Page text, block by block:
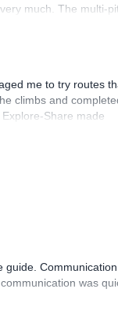
much. The multi-
from the team
me to try routes
climbs and
Share made
organization was
guide.
was